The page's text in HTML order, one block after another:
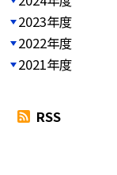
2023年度
2022年度
2021年度
RSS